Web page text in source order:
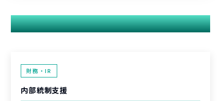
関連する案件
財務・IR
内部統制支援